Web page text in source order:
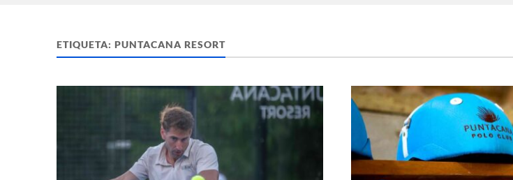
ETIQUETA: PUNTACANA RESORT